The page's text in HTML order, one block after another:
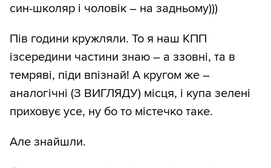
син-школяр і чоловік – на задньому)))
Пів години кружляли. То я наш КПП
ізсередини частини знаю – а ззовні, та в
темряві, піди впізнай! А кругом же –
аналогічні (З ВИГЛЯДУ) місця, і купа зелені
приховує усе, ну бо то містечко таке.
Але знайшли.